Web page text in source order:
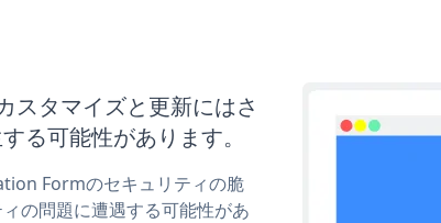
タマイズと更新にはさ
る可能性があります。
Formのセキュリティの脆
の問題に遭遇する可能性があ